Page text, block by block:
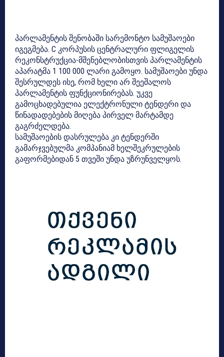
პარლამენტის შენობაში სარემონტო სამუშაოები
იგეგმება. C კორპუსის ცენტრალური ფლიგელის
რეკონსტრუქცია-მშენებლობისთვის პარლამენტის
აპარატმა 1 100 000 ლარი გამოყო. სამუშაოები უნდა
შესრულდეს ისე, რომ ხელი არ შეეშალოს
პარლამენტის ფუნქციონირებას. უკვე
გამოცხადებულია ელექტრონული ტენდერი და
წინადადებების მიღება პირველ მარტამდე
გაგრძელდება.
სამუშაოების დასრულება კი ტენდერში
გამარჯვებულმა კომპანიამ ხელშეკრულების
გაფორმებიდან 5 თვეში უნდა უზრუნველყოს.